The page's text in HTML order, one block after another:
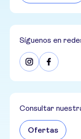
Síguenos en
Consultar
Ofertas